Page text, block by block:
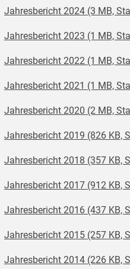
Jahresbericht 2024 (3 MB,
Jahresbericht 2023 (1 MB,
Jahresbericht 2022 (1 MB,
Jahresbericht 2021 (1 MB,
Jahresbericht 2020 (2 MB,
Jahresbericht 2019 (826 KB,
Jahresbericht 2018 (357 KB,
Jahresbericht 2017 (912 KB,
Jahresbericht 2016 (437 KB,
Jahresbericht 2015 (257 KB,
Jahresbericht 2014 (226 KB,